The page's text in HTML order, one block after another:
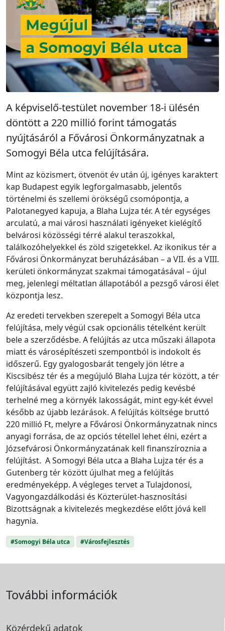
A képviselő-testület november 18-i ülésén
döntött a 220 millió forint támogatás
nyújtásáról a Fővárosi Önkormányzatnak a
Somogyi Béla utca felújítására.
Mint az közismert, ötvenöt év után új, igényes karaktert
kap Budapest egyik legforgalmasabb, jelentős
történelmi és szellemi örökségű csomópontja, a
Palotanegyed kapuja, a Blaha Lujza tér. A tér egységes
arculatú, a mai városi használati igényeket kielégítő
belvárosi közösségi térré alakul teraszokkal,
találkozóhelyekkel és zöld szigetekkel. Az ikonikus tér a
Fővárosi Önkormányzat beruházásában – a VII. és a VIII.
kerületi önkormányzat szakmai támogatásával – újul
meg, jelenlegi méltatlan állapotából a pezsgő városi élet
központja lesz.
Az eredeti tervekben szerepelt a Somogyi Béla utca
felújítása, mely végül csak opcionális tételként került
bele a szerződésbe. A felújítás az utca műszaki állapota
miatt és városépítészeti szempontból is indokolt és
időszerű. Egy gyalogosbarát tengely jön létre a
Kiscsibész tér és a megújuló Blaha Lujza tér között, a tér
felújításával együtt zajló kivitelezés pedig kevésbé
terhelné meg a környék lakosságát, mint egy-két évvel
később az újabb lezárások. A felújítás költsége bruttó
220 millió Ft, melyre a Fővárosi Önkormányzatnak nincs
anyagi forrása, de az opciós tétellel lehet élni, ezért a
Józsefvárosi Önkormányzatának kell finanszíroznia a
felújítást. A Somogyi Béla utca a Blaha Lujza tér és a
Gutenberg tér között újulhat meg a felújítás
eredményeképp. A végleges tervet a Tulajdonosi,
Vagyongazdálkodási és Közterület-hasznosítási
Bizottságnak a kivitelezés megkezdése előtt jóvá kell
hagynia.
#Somogyi Béla utca #Városfejlesztés
További információk
Közérdekű adatok